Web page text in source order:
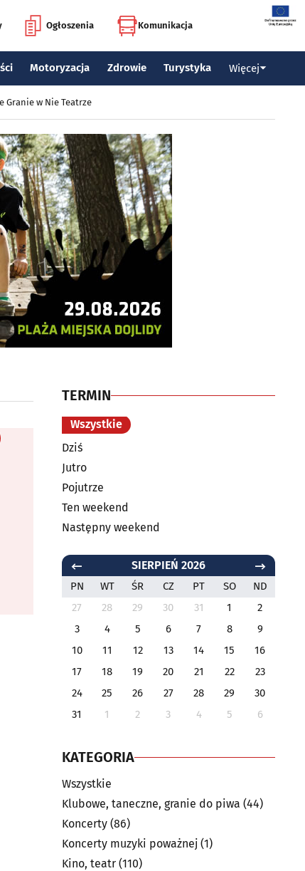
Ogłoszenia Komunikacja
Motoryzacja Zdrowie Turystyka Więcej
Granie w Nie Teatrze
TERMIN
Wszystkie
Dziś
Jutro
Pojutrze
Ten weekend
Następny weekend
SIERPIEŃ 2026
PN WT ŚR CZ PT SO
ND
27
28 29 30 31 1
2
3
4 5 6 7 8
9
10
11 12 13 14 15
16
17
18 19 20 21 22
23
24
25 26 27 28 29
30
31
1 2 3 4 5 6
KATEGORIA
Wszystkie
Klubowe, taneczne, granie do piwa (44)
Koncerty (86)
Koncerty muzyki poważnej (1)
Kino, teatr (110)